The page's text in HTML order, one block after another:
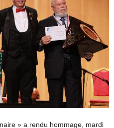
» a rendu hommage, mardi